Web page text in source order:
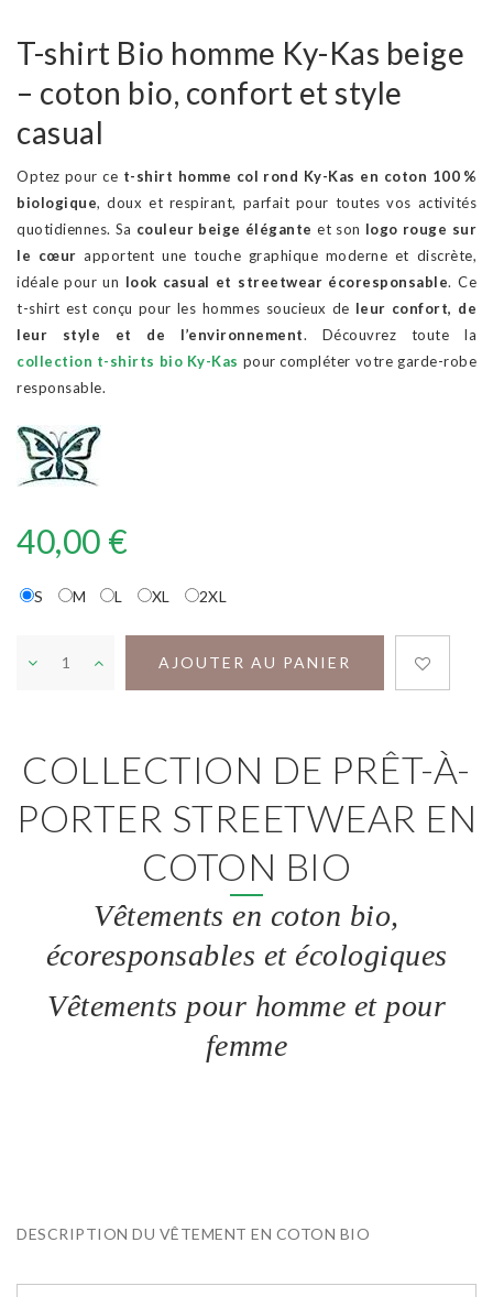
T-shirt Bio homme Ky-Kas beige
– coton bio, confort et style
casual
Optez pour ce t-shirt homme col rond Ky-Kas en coton 100 %
biologique, doux et respirant, parfait pour toutes vos activités
quotidiennes. Sa couleur beige élégante et son logo rouge sur
le cœur apportent une touche graphique moderne et discrète,
idéale pour un look casual et streetwear écoresponsable. Ce
t-shirt est conçu pour les hommes soucieux de leur confort, de
leur style et de l’environnement. Découvrez toute la
collection t-shirts bio Ky-Kas pour compléter votre garde-robe
responsable.
40,00 €
S M L XL 2XL
AJOUTER AU PANIER
COLLECTION DE PRÊT-À-
PORTER STREETWEAR EN
COTON BIO
Vêtements en coton bio,
écoresponsables et écologiques
Vêtements pour homme et pour
femme
DESCRIPTION DU VÊTEMENT EN COTON BIO